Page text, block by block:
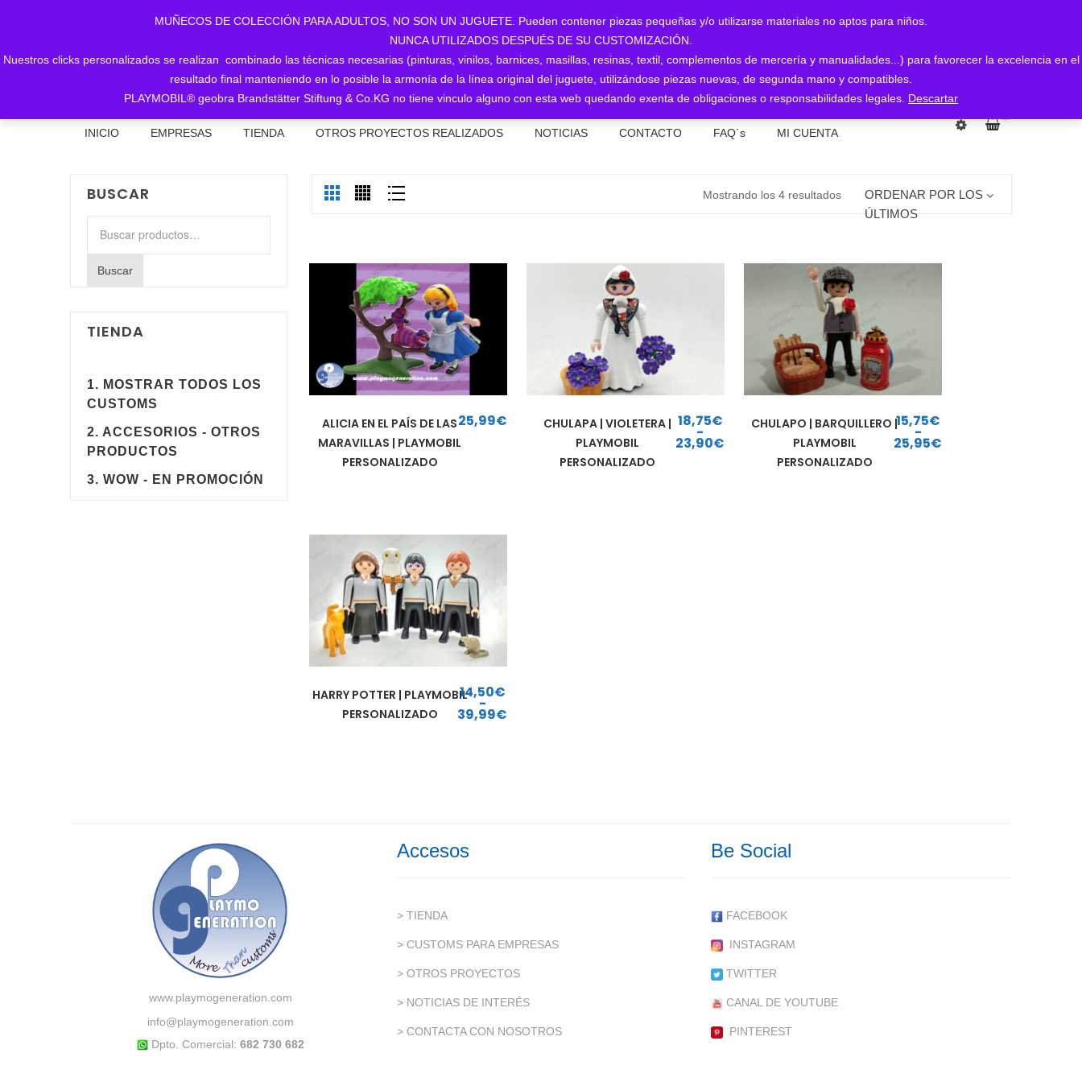
MUÑECOS DE COLECCIÓN PARA ADULTOS, NO SON UN JUGUETE. Pueden contener piezas pequeñas y/o utilizarse materiales no aptos para niños.
NUNCA UTILIZADOS DESPUÉS DE SU CUSTOMIZACIÓN.
Nuestros clicks personalizados se realizan combinado las técnicas necesarias (pinturas, vinilos, barnices, masillas, resinas, textil, complementos de mercería y manualidades...) para favorecer la excelencia en el
resultado final manteniendo en lo posible la armonía de la línea original del juguete, utilizándose piezas nuevas, de segunda mano y compatibles.
PLAYMOBIL® geobra Brandstätter Stiftung & Co.KG no tiene vinculo alguno con esta web quedando exenta de obligaciones o responsabilidades legales. Descartar
INICIO EMPRESAS TIENDA OTROS PROYECTOS REALIZADOS NOTICIAS CONTACTO FAQ´s MI CUENTA
BUSCAR
Buscar
TIENDA
1. MOSTRAR TODOS LOS
CUSTOMS
2. ACCESORIOS - OTROS
PRODUCTOS
3. WOW - EN PROMOCIÓN
Mostrando los 4 resultadosOrdenado
los
últimos
ORDENAR POR LOS
ÚLTIMOS
ALICIA EN EL PAÍS DE LAS
MARAVILLAS | PLAYMOBIL
PERSONALIZADO
25,99€
CHULAPA | VIOLETERA |
PLAYMOBIL
PERSONALIZADO
18,75€
-
23,90€
Rango de precios: desde 18,75€ hasta 23,90€
CHULAPO | BARQUILLERO |
PLAYMOBIL
PERSONALIZADO
15,75€
-
25,95€
Rango de precios: desde 15,75€ hasta 25,95€
HARRY POTTER | PLAYMOBIL
PERSONALIZADO
14,50€
-
39,99€
Rango de precios: desde 14,50€ hasta 39,99€
www.playmogeneration.com
info@playmogeneration.com
Dpto. Comercial: 682 730 682
Accesos
> TIENDA
> CUSTOMS PARA EMPRESAS
> OTROS PROYECTOS
> NOTICIAS DE INTERÉS
> CONTACTA CON NOSOTROS
Be Social
FACEBOOK
INSTAGRAM
TWITTER
CANAL DE YOUTUBE
PINTEREST